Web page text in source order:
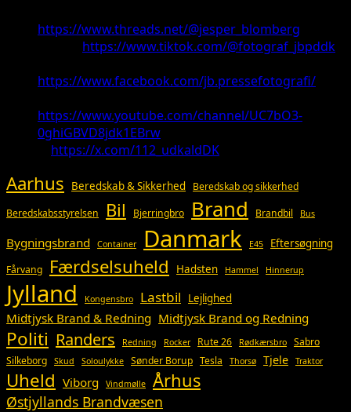
https://www.threads.net/@jesper_blomberg
https://www.tiktok.com/@fotograf_jbpddk
https://www.facebook.com/jb.pressefotografi/
https://www.youtube.com/channel/UC7bO3-
0ghiGBVD8jdk1EBrw
https://x.com/112_udkaldDK
Aarhus Beredskab & Sikkerhed Beredskab og sikkerhed
Beredskabsstyrelsen
Bil Bjerringbro Brand Brandbil Bus
Bygningsbrand Container Danmark E45 Eftersøgning
Fårvang Færdselsuheld Hadsten Hammel Hinnerup
Jylland Kongensbro Lastbil Lejlighed
Midtjysk Brand & Redning Midtjysk Brand og Redning
Politi Randers Redning Rocker Rute 26 Rødkærsbro
Sabro
Silkeborg
Skud Soloulykke Sønder Borup Tesla Thorsø Tjele Traktor
Uheld Viborg Vindmølle Århus
Østjyllands Brandvæsen